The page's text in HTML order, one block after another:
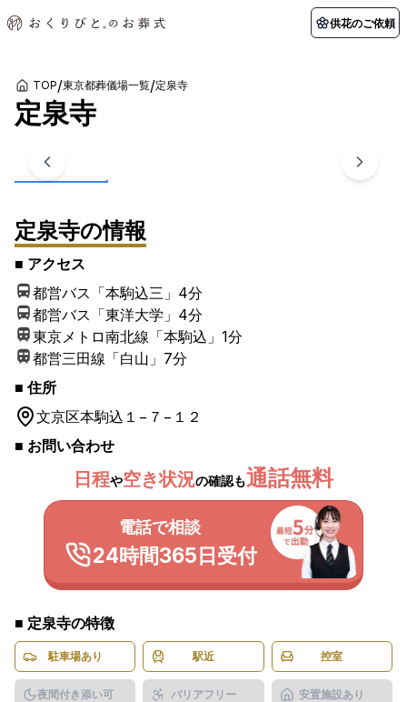
供花のご依頼
初めての方へ
葬儀の流れ
アフターサポート
会社を知る
スタッフ一覧
会社概要 店舗用地募集
関東エリア
東京都
千葉県
北海道エリア
札幌市
お客様の声
よくある質問
葬儀の知識
TOP/東京都葬儀場一覧/定泉寺
定泉寺
定泉寺の情報
■ アクセス
都営バス「本駒込三」 4分
都営バス「東洋大学」 4分
東京メトロ南北線「本駒込」 1分
都営三田線「白山」 7分
■ 住所
文京区本駒込１−７−１２
■ お問い合わせ
日程や空き状況の確認も通話無料
電話で相談
24時間365日受付
■ 定泉寺の特徴
駐車場あり 駅近 控室
夜間付き添い可 バリアフリー 安置施設あり